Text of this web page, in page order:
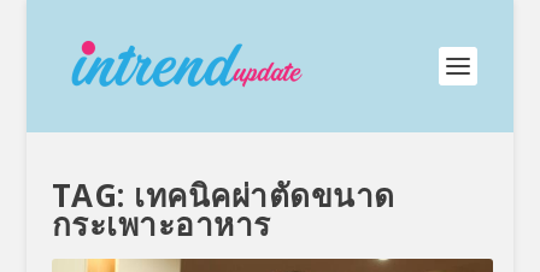
TAG: เทคนิคผ่าตัดขนาด
กระเพาะอาหาร